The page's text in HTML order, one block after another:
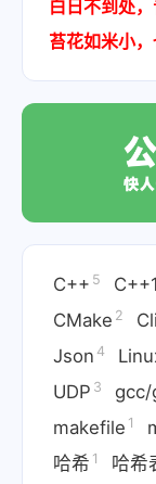
白日不到处，
苔花如米小，
C++ 5
CMake 2
Json 4
UDP 3 gcc/
makefile 1
哈希 1 哈希